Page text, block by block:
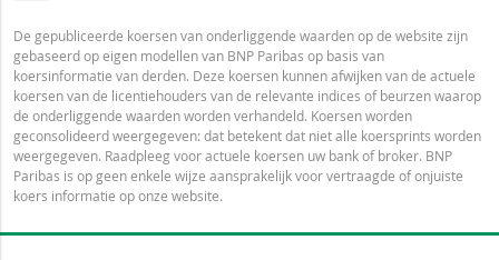
De gepubliceerde koersen van onderliggende waarden op de website zijn
gebaseerd op eigen modellen van BNP Paribas op basis van
koersinformatie van derden. Deze koersen kunnen afwijken van de actuele
koersen van de licentiehouders van de relevante indices of beurzen waarop
de onderliggende waarden worden verhandeld. Koersen worden
geconsolideerd weergegeven: dat betekent dat niet alle koersprints worden
weergegeven. Raadpleeg voor actuele koersen uw bank of broker. BNP
Paribas is op geen enkele wijze aansprakelijk voor vertraagde of onjuiste
koers informatie op onze website.